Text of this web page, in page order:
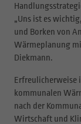
„Uns ist es
und Borken von
Wärmeplanung
Diekmann.
Erfreulicherweise
kommunalen
nach der
Wirtschaft und